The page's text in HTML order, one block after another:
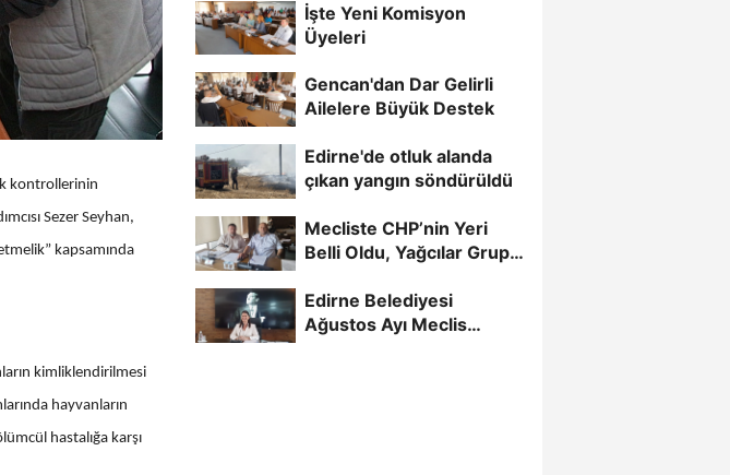
kontrollerinin
Sezer Seyhan,
kapsamında
kimliklendirilmesi
hayvanların
hastalığa karşı
İşte Yeni Komisyon
Üyeleri
Gencan'dan Dar Gelirli
Ailelere Büyük Destek
Edirne'de otluk alanda
çıkan yangın söndürüldü
Mecliste CHP’nin Yeri
Belli Oldu, Yağcılar Grup
Edirne Belediyesi
Ağustos Ayı Meclis